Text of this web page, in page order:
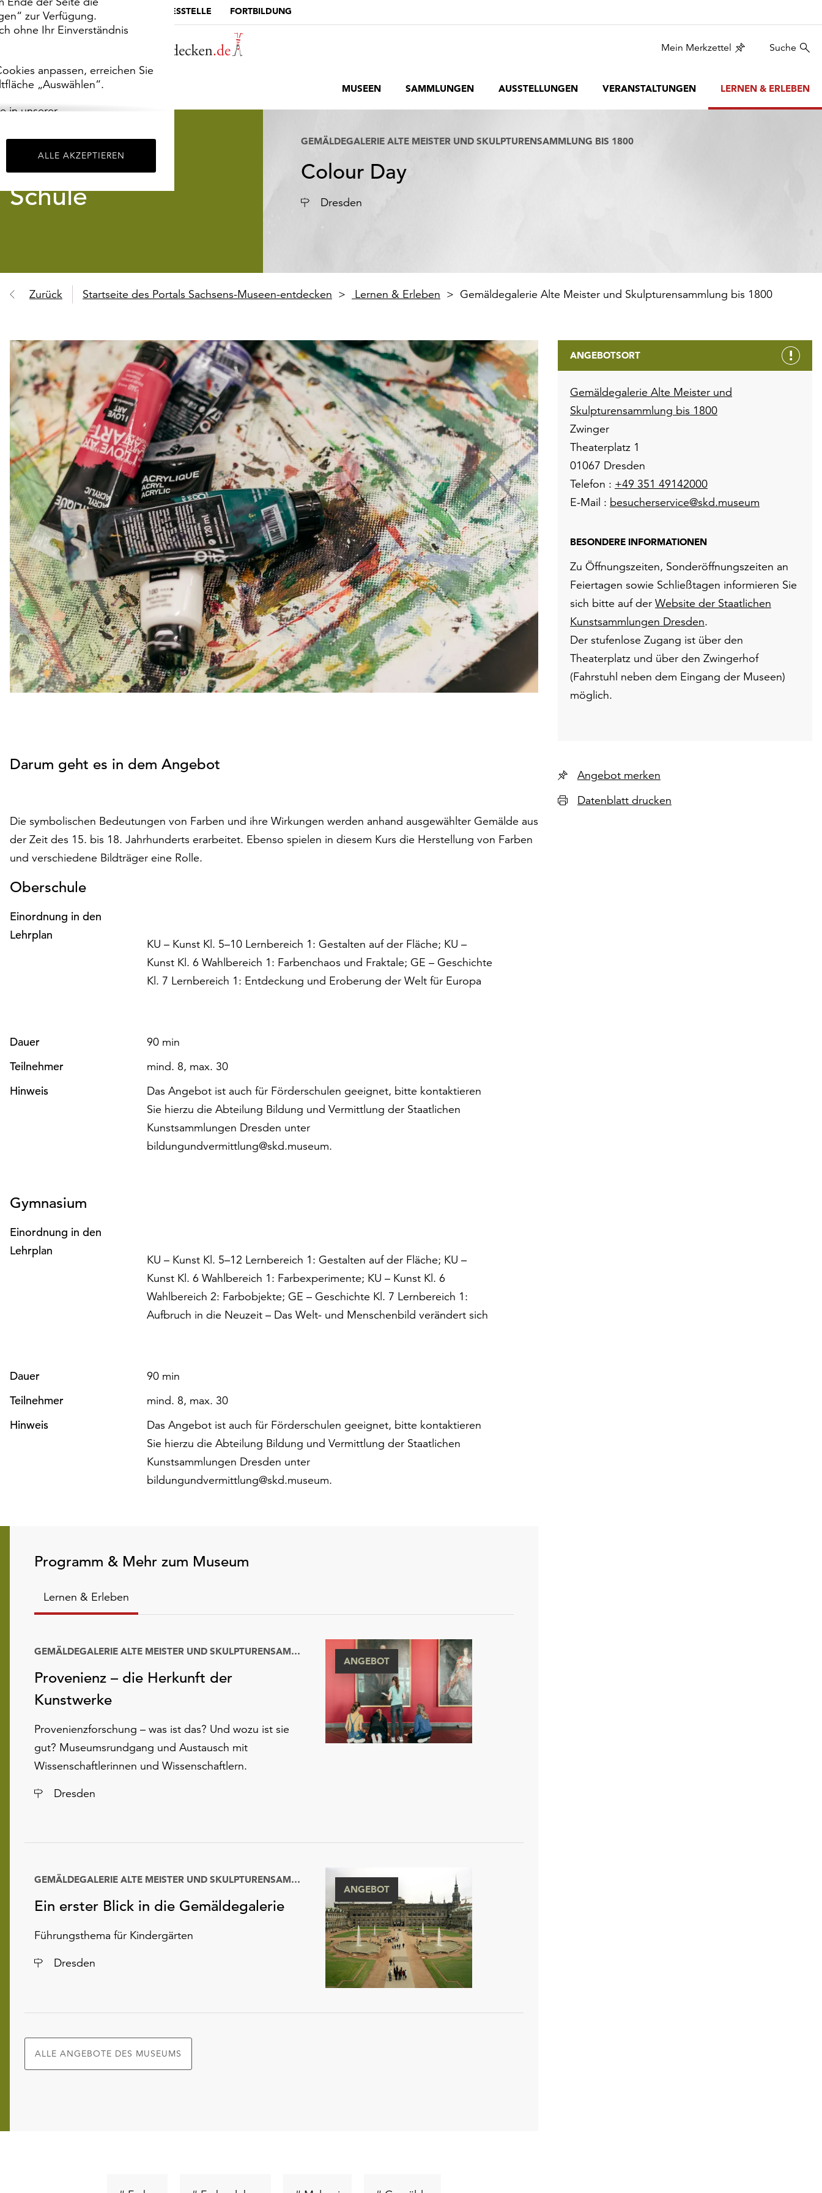
zur Verfügung.
ohne Ihr Einverständnis
anpassen, erreichen Sie
„Auswählen“.
in unserer
ALLE AKZEPTIEREN
MUSEUMSPORTAL DIE LANDESSTELLE FORTBILDUNG
Mein Merkzettel Suche
MUSEEN SAMMLUNGEN AUSSTELLUNGEN VERANSTALTUNGEN LERNEN & ERLEBEN
Schule
GEMÄLDEGALERIE ALTE MEISTER UND SKULPTURENSAMMLUNG BIS 1800
Colour Day
Ort Dresden
Zurück Startseite des Portals Sachsens-Museen-entdecken Lernen & Erleben Gemäldegalerie Alte Meister und Skulpturensammlung bis 1800
Darum geht es in dem Angebot
Die symbolischen Bedeutungen von Farben und ihre Wirkungen werden anhand ausgewählter Gemälde aus
der Zeit des 15. bis 18. Jahrhunderts erarbeitet. Ebenso spielen in diesem Kurs die Herstellung von Farben
und verschiedene Bildträger eine Rolle.
Oberschule
Einordnung in den
Lehrplan
KU – Kunst Kl. 5–10 Lernbereich 1: Gestalten auf der Fläche; KU –
Kunst Kl. 6 Wahlbereich 1: Farbenchaos und Fraktale; GE – Geschichte
Kl. 7 Lernbereich 1: Entdeckung und Eroberung der Welt für Europa
Dauer
90 min
Teilnehmer
mind. 8, max. 30
Hinweis
Das Angebot ist auch für Förderschulen geeignet, bitte kontaktieren
Sie hierzu die Abteilung Bildung und Vermittlung der Staatlichen
Kunstsammlungen Dresden unter
bildungundvermittlung@skd.museum.
Gymnasium
Einordnung in den
Lehrplan
KU – Kunst Kl. 5–12 Lernbereich 1: Gestalten auf der Fläche; KU –
Kunst Kl. 6 Wahlbereich 1: Farbexperimente; KU – Kunst Kl. 6
Wahlbereich 2: Farbobjekte; GE – Geschichte Kl. 7 Lernbereich 1:
Aufbruch in die Neuzeit – Das Welt- und Menschenbild verändert sich
Dauer
90 min
Teilnehmer
mind. 8, max. 30
Hinweis
Das Angebot ist auch für Förderschulen geeignet, bitte kontaktieren
Sie hierzu die Abteilung Bildung und Vermittlung der Staatlichen
Kunstsammlungen Dresden unter
bildungundvermittlung@skd.museum.
Programm & Mehr zum Museum
Lernen & Erleben
Provenienz – die Herkunft der
Kunstwerke
GEMÄLDEGALERIE ALTE MEISTER UND SKULPTURENSAMMLUNG BIS 1800
Provenienzforschung – was ist das? Und wozu ist sie
gut? Museumsrundgang und Austausch mit
Wissenschaftlerinnen und Wissenschaftlern.
Ort
Dresden
ANGEBOT
Ein erster Blick in die Gemäldegalerie
GEMÄLDEGALERIE ALTE MEISTER UND SKULPTURENSAMMLUNG BIS 1800
Führungsthema für Kindergärten
Ort
Dresden
ANGEBOT
ALLE ANGEBOTE DES MUSEUMS
ANGEBOTSORT
Gemäldegalerie Alte Meister und
Skulpturensammlung bis 1800
Zwinger
Theaterplatz 1
01067 Dresden
Telefon : +49 351 49142000
E-Mail : besucherservice@skd.museum
BESONDERE INFORMATIONEN
Zu Öffnungszeiten, Sonderöffnungszeiten an
Feiertagen sowie Schließtagen informieren Sie
sich bitte auf der Website der Staatlichen
Kunstsammlungen Dresden.
Der stufenlose Zugang ist über den
Theaterplatz und über den Zwingerhof
(Fahrstuhl neben dem Eingang der Museen)
möglich.
Angebot merken
Datenblatt drucken